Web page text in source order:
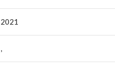
2021
,